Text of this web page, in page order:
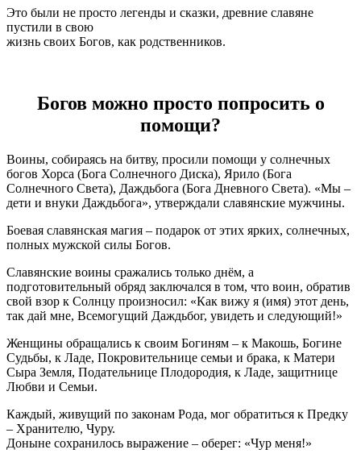
Это были не просто легенды и сказки, древние славяне
пустили в свою
жизнь своих Богов, как родственников.
Богов можно просто попросить о
помощи?
Воины, собираясь на битву, просили помощи у солнечных
богов Хорса (Бога Солнечного Диска), Ярило (Бога
Солнечного Света), Даждьбога (Бога Дневного Света). «Мы –
дети и внуки Даждьбога», утверждали славянские мужчины.
Боевая славянская магия – подарок от этих ярких, солнечных,
полных мужской силы Богов.
Славянские воины сражались только днём, а
подготовительный обряд заключался в том, что воин, обратив
свой взор к Солнцу произносил: «Как вижу я (имя) этот день,
так дай мне, Всемогущий Даждьбог, увидеть и следующий!»
Женщины обращались к своим Богиням – к Макошь, Богине
Судьбы, к Ладе, Покровительнице семьи и брака, к Матери
Сыра Земля, Подательнице Плодородия, к Ладе, защитнице
Любви и Семьи.
Каждый, живущий по законам Рода, мог обратиться к Предку
– Хранителю, Чуру.
Доныне сохранилось выражение – оберег: «Чур меня!»